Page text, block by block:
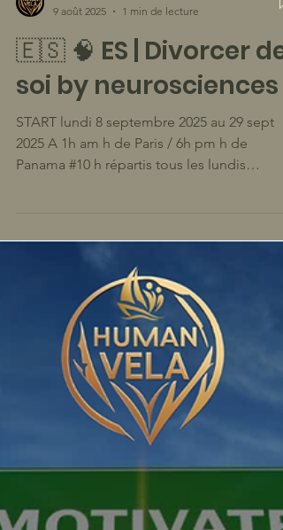
Human Vela
9 août 2025
1 min de lecture
🇪🇸 🧠 ES | Divorcer de
soi by neurosciences
START lundi 8 septembre 2025 au 29 sept